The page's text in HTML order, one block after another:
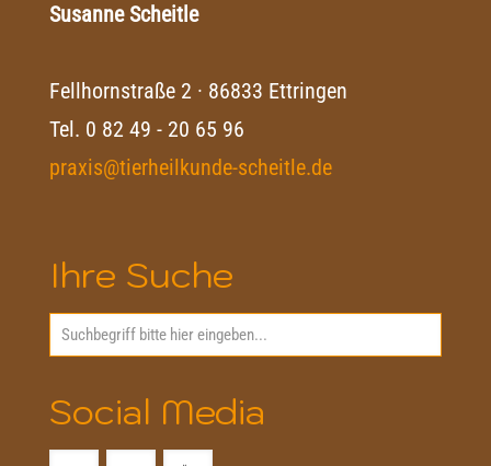
Susanne Scheitle
Fellhornstraße 2 · 86833 Ettringen
Tel. 0 82 49 - 20 65 96
praxis@tierheilkunde-scheitle.de
Ihre Suche
Social Media